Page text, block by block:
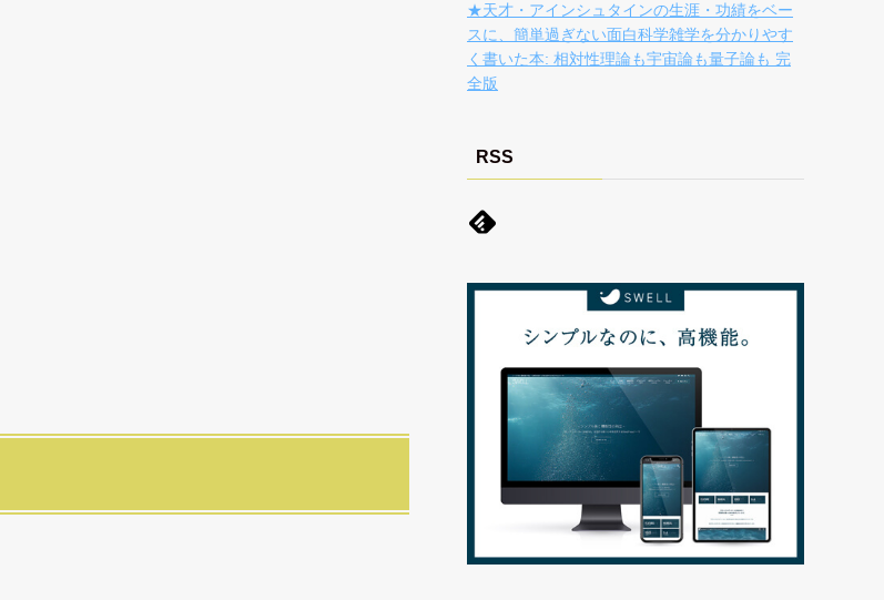
★天才・アインシュタインの生涯・功績をベー
スに、簡単過ぎない面白科学雑学を分かりやす
く書いた本: 相対性理論も宇宙論も量子論も 完
全版
RSS